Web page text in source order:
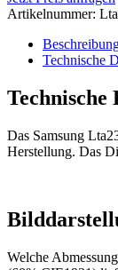
Artikelnummer:
Technische
Technische
Das Samsung
Herstellung. Das
Welche